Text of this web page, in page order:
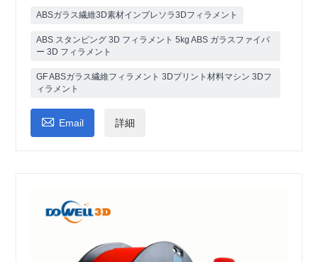
ABSガラス繊維3D素材インプレソラ3Dフィラメント
ABS スタンピング 3D フィラメント 5kg ABS ガラスファイバ
ー 3D フィラメント
GF ABSガラス繊維フィラメント 3Dプリント材料マシン 3Dフ
ィラメント
 Email 詳細